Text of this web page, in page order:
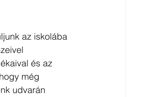
az iskolába
és az
még
udvarán